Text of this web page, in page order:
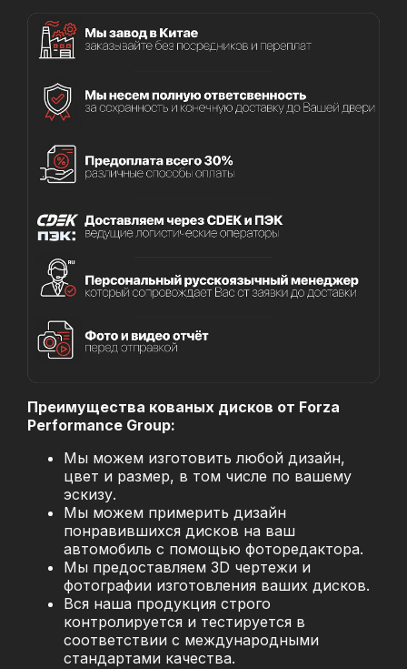
Преимущества кованых дисков от Forza
Performance Group:
Мы можем изготовить любой дизайн,
цвет и размер, в том числе по вашему
эскизу.
Мы можем примерить дизайн
понравившихся дисков на ваш
автомобиль с помощью фоторедактора.
Мы предоставляем 3D чертежи и
фотографии изготовления ваших дисков.
Вся наша продукция строго
контролируется и тестируется в
соответствии с международными
стандартами качества.